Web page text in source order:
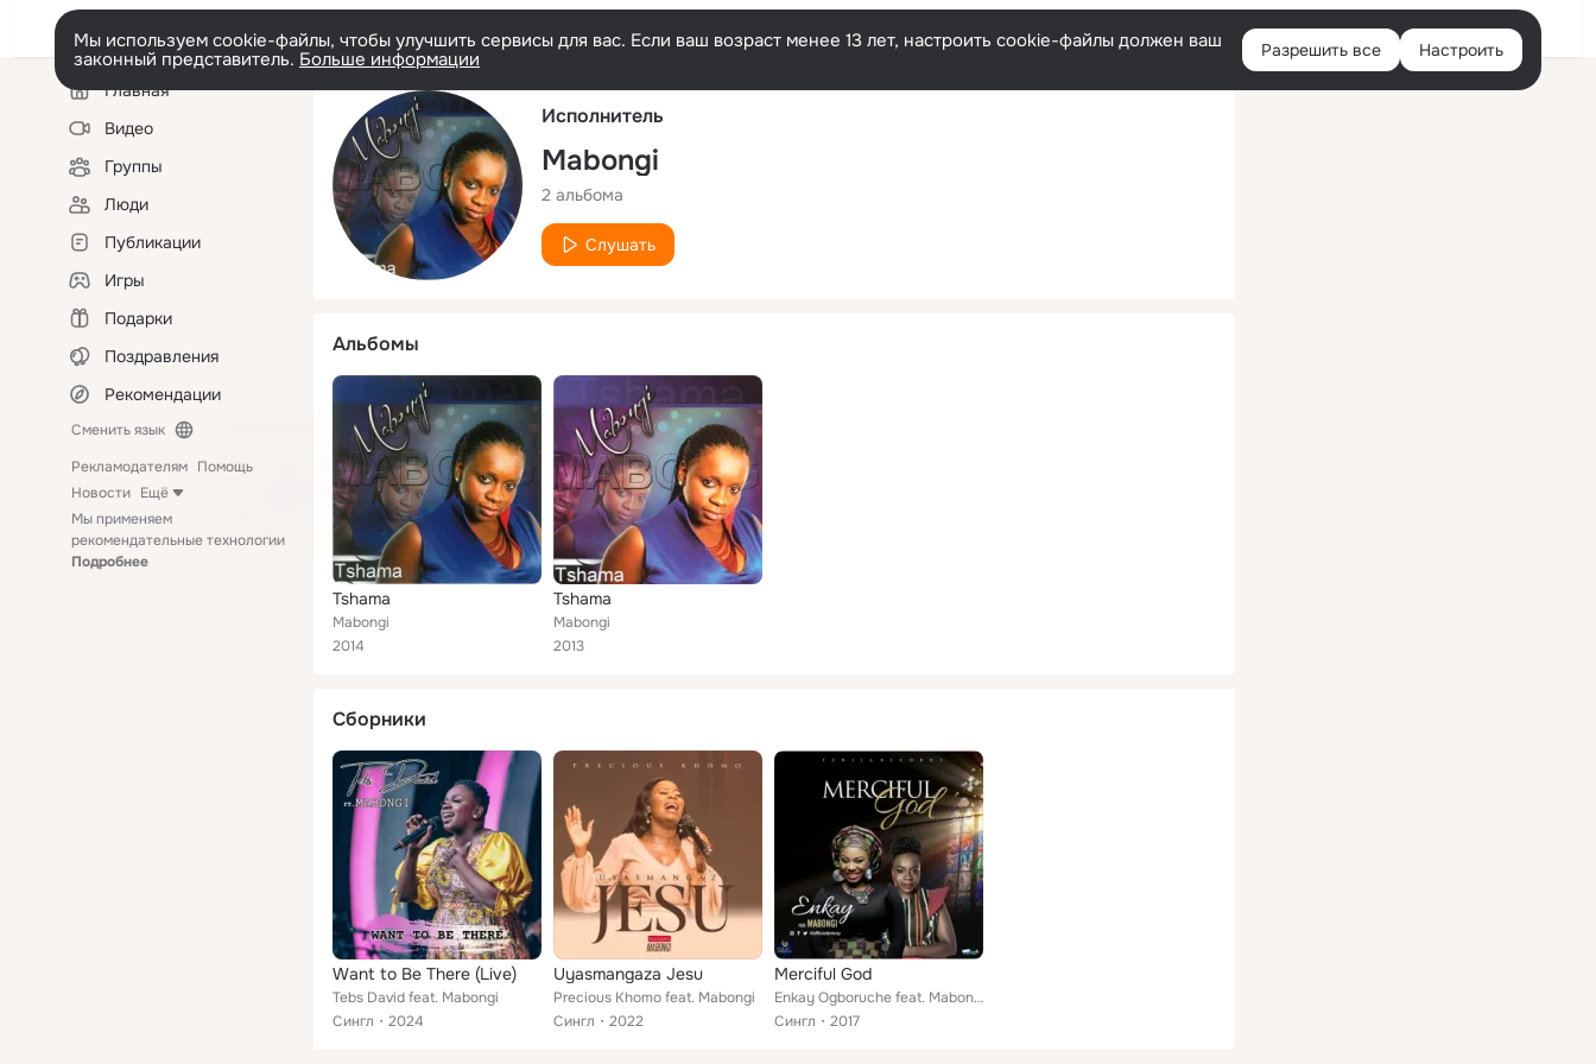
Русский Войти
Мы используем cookie-файлы, чтобы улучшить сервисы для вас. Если ваш возраст менее 13 лет, настроить cookie-файлы должен ваш
законный представитель. Больше информации Разрешить все Настроить
Левая
колонкаГлавная
Видео
Группы
Люди
Публикации
Игры
Подарки
Поздравления
Рекомендации
Сменить язык
Рекламодателям Помощь
Новости Ещё
Мы применяем
рекомендательные технологии
Подробнее
Исполнитель
Mabongi
2 альбома
Слушать
Альбомы
Tshama
Mabongi
2014
Tshama
Mabongi
2013
Сборники
Want to Be There (Live)
Tebs David feat. Mabongi
Сингл
2024
Uyasmangaza Jesu
Precious Khomo feat. Mabongi
Сингл
2022
Merciful God
Enkay Ogboruche feat. Mabongi
Сингл
2017